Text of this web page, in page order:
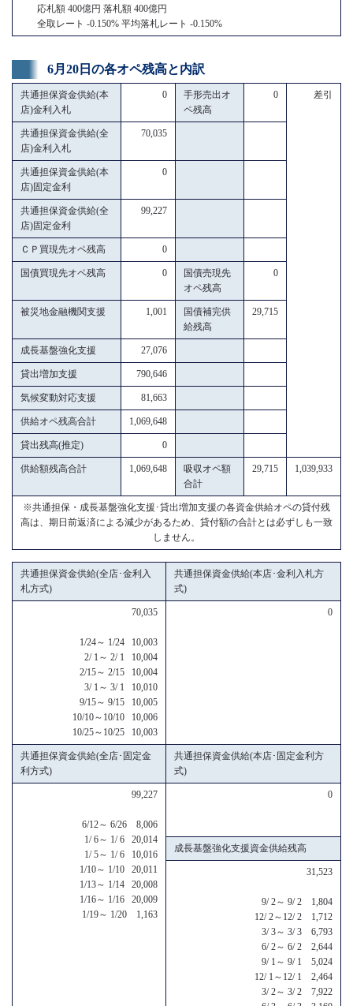
応札額 400億円 落札額 400億円
全取レート -0.150% 平均落札レート -0.150%
6月20日の各オペ残高と内訳
共通担保資金供給(本
店)金利入札
0
手形売出オ
ペ残高
0 差引
共通担保資金供給(全
店)金利入札
70,035
共通担保資金供給(本
店)固定金利
0
共通担保資金供給(全
店)固定金利
99,227
ＣＰ買現先オペ残高 0
国債買現先オペ残高 0
国債売現先
オペ残高
0
被災地金融機関支援 1,001
国債補完供
給残高
29,715
成長基盤強化支援 27,076
貸出増加支援 790,646
気候変動対応支援 81,663
供給オペ残高合計 1,069,648
貸出残高(推定) 0
供給額残高合計 1,069,648
吸収オペ額
合計
29,715 1,039,933
※共通担保・成長基盤強化支援･貸出増加支援の各資金供給オペの貸付残
高は、期日前返済による減少があるため、貸付額の合計とは必ずしも一致
しません。
共通担保資金供給(全店･金利入
札方式)
共通担保資金供給(本店･金利入札方
式)
70,035
1/24～ 1/24 10,003
2/ 1～ 2/ 1 10,004
2/15～ 2/15 10,004
3/ 1～ 3/ 1 10,010
9/15～ 9/15 10,005
10/10～10/10 10,006
10/25～10/25 10,003
0
共通担保資金供給(全店･固定金
利方式)
共通担保資金供給(本店･固定金利方
式)
99,227
6/12～ 6/26 8,006
1/ 6～ 1/ 6 20,014
1/ 5～ 1/ 6 10,016
1/10～ 1/10 20,011
1/13～ 1/14 20,008
1/16～ 1/16 20,009
1/19～ 1/20 1,163
0
成長基盤強化支援資金供給残高
31,523
9/ 2～ 9/ 2 1,804
12/ 2～12/ 2 1,712
3/ 3～ 3/ 3 6,793
6/ 2～ 6/ 2 2,644
9/ 1～ 9/ 1 5,024
12/ 1～12/ 1 2,464
3/ 2～ 3/ 2 7,922